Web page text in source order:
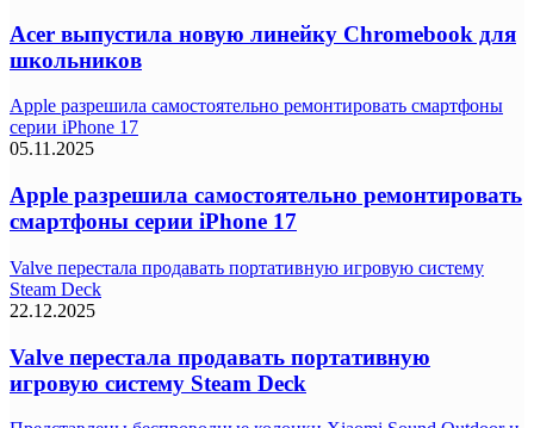
Acer выпустила новую линейку Chromebook для
школьников
Apple разрешила самостоятельно ремонтировать смартфоны
серии iPhone 17
05.11.2025
Apple разрешила самостоятельно ремонтировать
смартфоны серии iPhone 17
Valve перестала продавать портативную игровую систему
Steam Deck
22.12.2025
Valve перестала продавать портативную
игровую систему Steam Deck